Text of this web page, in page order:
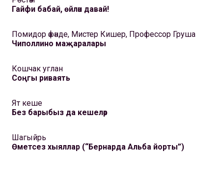
Гайфи бабай, өйлән давай!
Помидор әфәнде, Мистер Кишер, Профессор Груша
Чиполлино маҗаралары
Кошчак углан
Соңгы риваять
Ят кеше
Без барыбыз да кешеләр
Шагыйрь
Өметсез хыяллар (“Бернарда Альба йорты”)